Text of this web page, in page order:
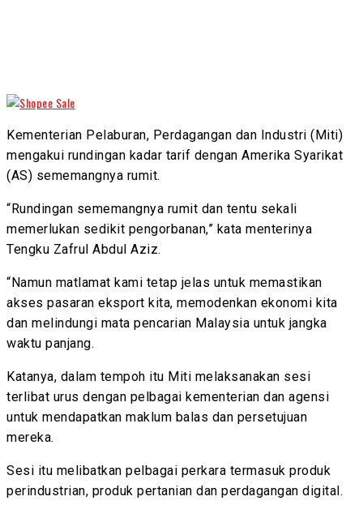
Kementerian Pelaburan, Perdagangan dan Industri (Miti)
mengakui rundingan kadar tarif dengan Amerika Syarikat
(AS) sememangnya rumit.
“Rundingan sememangnya rumit dan tentu sekali
memerlukan sedikit pengorbanan,” kata menterinya
Tengku Zafrul Abdul Aziz.
“Namun matlamat kami tetap jelas untuk memastikan
akses pasaran eksport kita, memodenkan ekonomi kita
dan melindungi mata pencarian Malaysia untuk jangka
waktu panjang.
Katanya, dalam tempoh itu Miti melaksanakan sesi
terlibat urus dengan pelbagai kementerian dan agensi
untuk mendapatkan maklum balas dan persetujuan
mereka.
Sesi itu melibatkan pelbagai perkara termasuk produk
perindustrian, produk pertanian dan perdagangan digital.